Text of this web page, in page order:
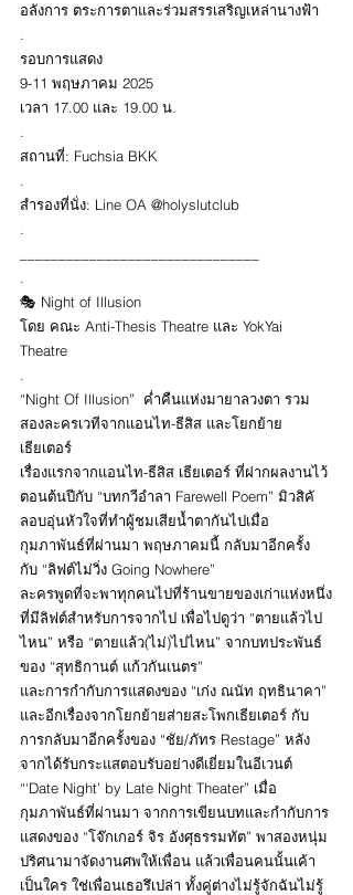
อลังการ ตระการตาและร่วมสรรเสริญเหล่านางฟ้า
.
รอบการแสดง
9-11 พฤษภาคม 2025
เวลา 17.00 และ 19.00 น.
.
สถานที่: Fuchsia BKK
.
สำรองที่นั่ง: Line OA @holyslutclub
.
.
🎭 Night of Illusion
โดย คณะ Anti-Thesis Theatre และ YokYai
Theatre
.
“Night Of Illusion”  ค่ำคืนแห่งมายาลวงตา รวม
สองละครเวทีจากแอนไท-ธีสิส และโยกย้าย
เธียเตอร์
เรื่องแรกจากแอนไท-ธีสิส เธียเตอร์ ที่ฝากผลงานไว้
ตอนต้นปีกับ “บทกวีอำลา Farewell Poem” มิวสิคั
ลอบอุ่นหัวใจที่ทำผู้ชมเสียน้ำตากันไปเมื่อ
กุมภาพันธ์ที่ผ่านมา พฤษภาคมนี้ กลับมาอีกครั้ง
กับ “ลิฟต์ไม่วิ่ง Going Nowhere”
ละครพูดที่จะพาทุกคนไปที่ร้านขายของเก่าแห่งหนึ่ง
ที่มีลิฟต์สำหรับการจากไป เพื่อไปดูว่า “ตายแล้วไป
ไหน” หรือ “ตายแล้ว(ไม่)ไปไหน” จากบทประพันธ์
ของ “สุทธิกานต์ แก้วกันเนตร”
และการกำกับการแสดงของ “เก่ง ณนัท ฤทธินาคา”
และอีกเรื่องจากโยกย้ายส่ายสะโพกเธียเตอร์ กับ
การกลับมาอีกครั้งของ “ชัย/ภัทร Restage” หลัง
จากได้รับกระแสตอบรับอย่างดีเยี่ยมในอีเวนต์
“‘Date Night’ by Late Night Theater” เมื่อ
กุมภาพันธ์ที่ผ่านมา จากการเขียนบทและกำกับการ
แสดงของ “โจ๊กเกอร์ จิร อังศุธรรมทัต” พาสองหนุ่ม
ปริศนามาจัดงานศพให้เพื่อน แล้วเพื่อนคนนั้นเค้า
เป็นใคร ใช่เพื่อนเธอรึเปล่า ทั้งคู่ต่างไม่รู้จักฉันไม่รู้